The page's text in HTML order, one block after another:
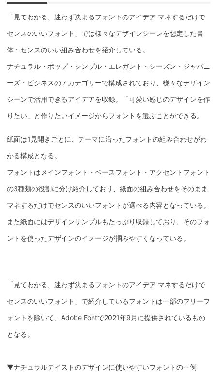
「見てわかる、迷わず決まるフォントのアイデア マネするだけで
センスのいいフォント」では様々なデザインシーンを想定した書
体・センスのいい組み合わせを紹介している。
ナチュラル・ポップ・シンプル・エレガント・シーズン・ジャパニ
ーズ・ビジネスの７カテゴリーで構成されており、様々なデザイン
シーンで活用できるアイデアを収録。「可愛い感じのデザインを作
りたい」と作りたいイメージからフォントを選ぶことができる。
紙面は1見開きごとに、テーマに沿ったフォントの組み合わせがわ
かる構成となる。
フォントはメインフォント・ベースフォント・アクセントフォント
の3種類の役割に分け紹介しており、紙面の組み合わせをそのまま
マネするだけでセンスのいいフォントが選べる内容となっている。
また紙面にはデザインサンプルもたっぷり収録しており、そのフォ
ントを使ったデザインのイメージが掴みやすくなっている。
「見てわかる、迷わず決まるフォントのアイデア マネするだけで
センスのいいフォント」で紹介しているフォントは一部のフリーフ
ォントを除いて、Adobe Fontで2021年9月に提供されているもの
となる。
▼ナチュラルテイストのデザインに使いやすいフォントの一例